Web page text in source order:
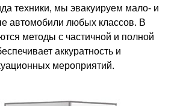
техники, мы эвакуируем мало- и
автомобили любых классов. В
методы с частичной и полной
аккуратность и
мероприятий.